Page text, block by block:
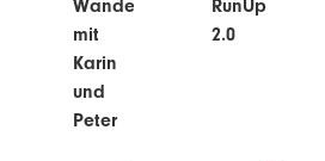
Wandertour
mit
Karin
und
Peter
RunUp
2.0